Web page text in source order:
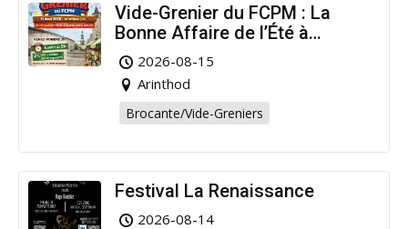
Vide-Grenier du FCPM : La
Bonne Affaire de l’Été à
Arinthod !
2026-08-15
Arinthod
Brocante/Vide-Greniers
Festival La Renaissance
2026-08-14